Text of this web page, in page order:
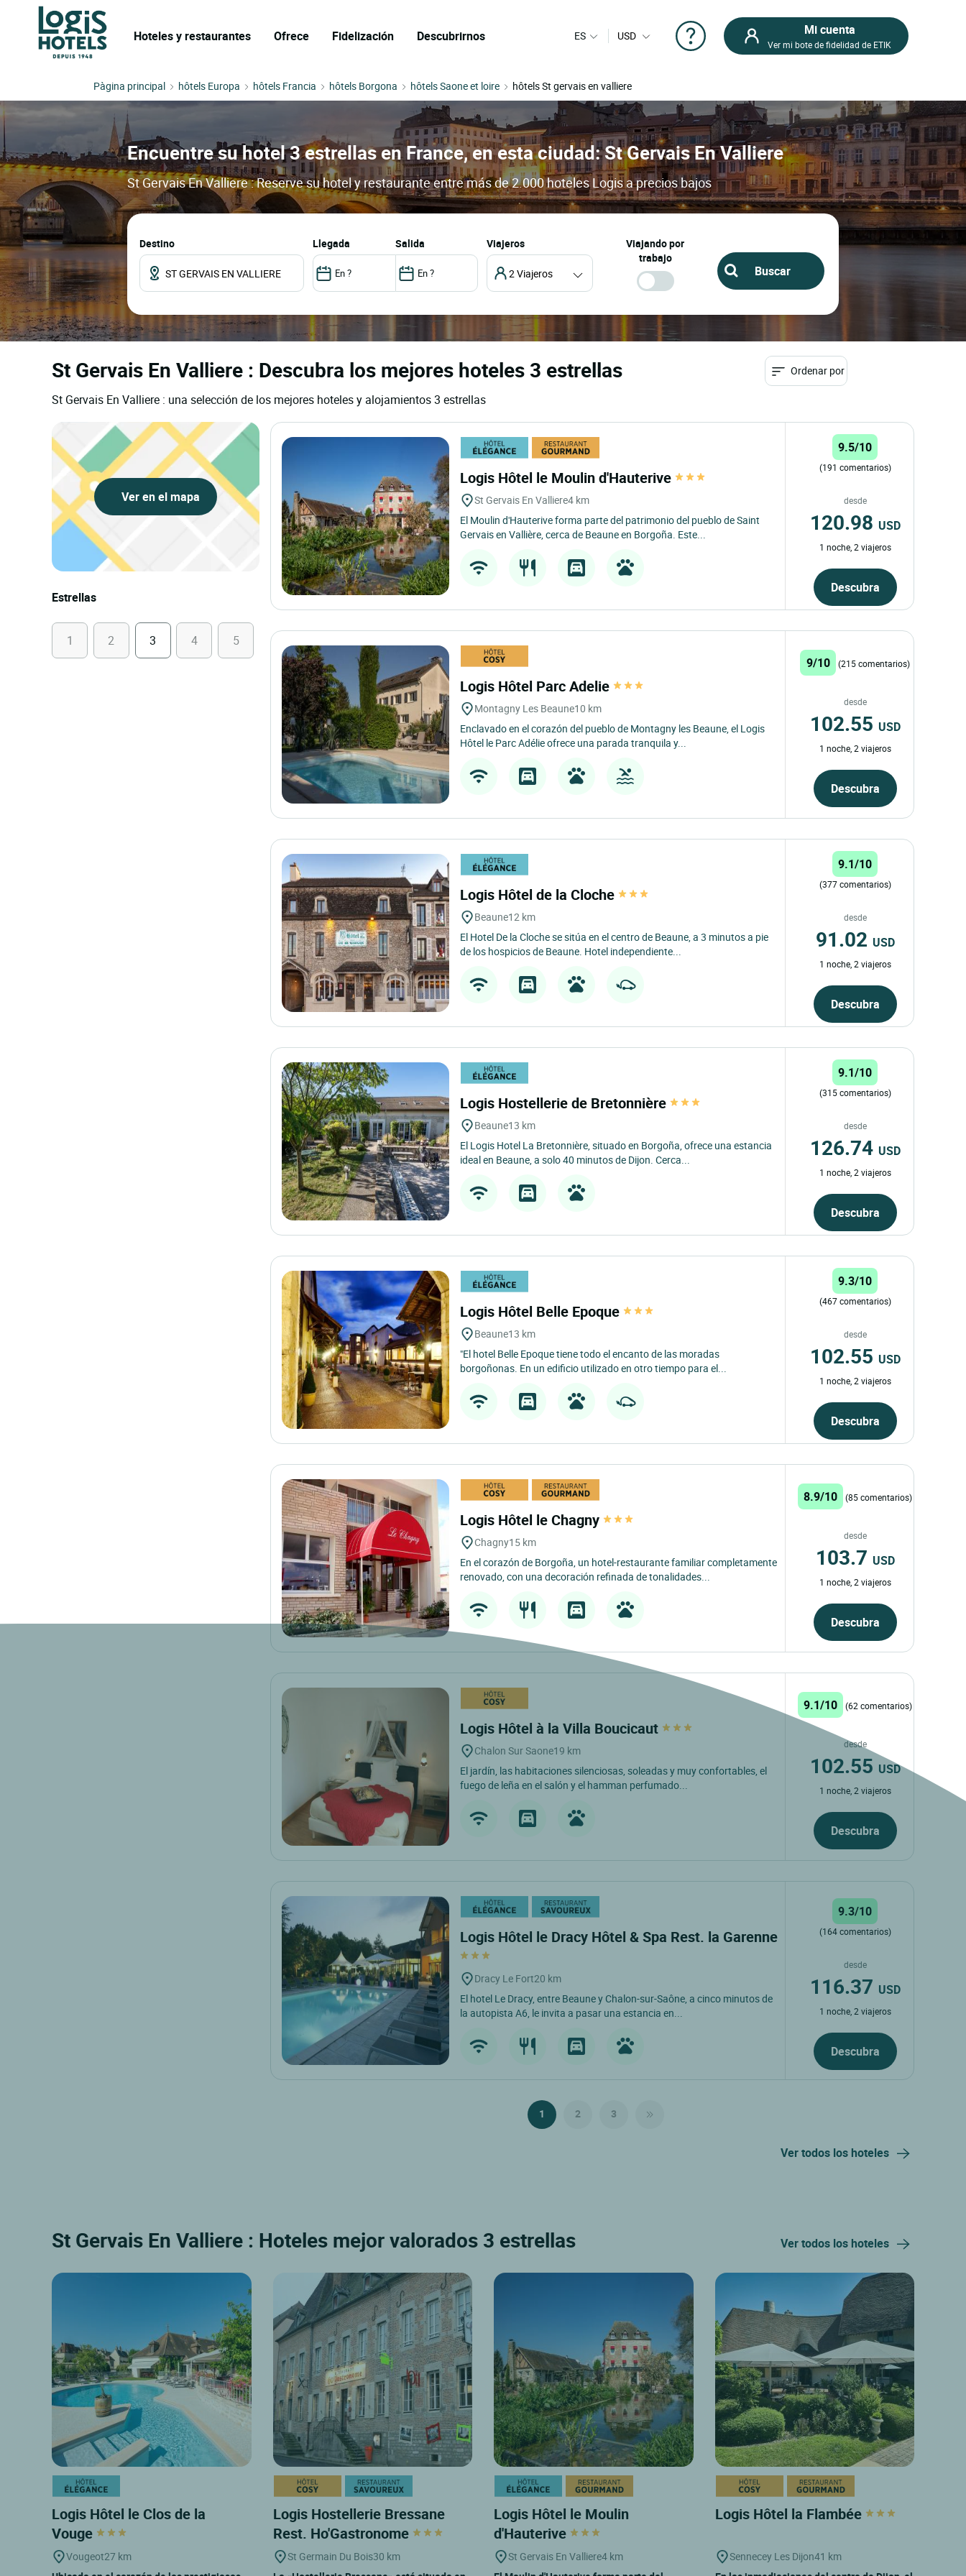
Hoteles y restaurantes Ofrece Fidelización Descubrirnos ES USD Mi cuenta
Ver mi bote de fidelidad de ETIK
Pàgina principal hôtels Europa hôtels Francia hôtels Borgona hôtels Saone et loire hôtels St gervais en valliere
Encuentre su hotel 3 estrellas en France, en esta ciudad: St Gervais En Valliere
St Gervais En Valliere : Reserve su hotel y restaurante entre más de 2.000 hoteles Logis a precios bajos
Destino llegada salida Viajeros
2 Viajeros
Viajando por
trabajo
St Gervais En Valliere : Descubra los mejores hoteles 3 estrellas
St Gervais En Valliere : una selección de los mejores hoteles y alojamientos 3 estrellas
Ordenar por
Ver en el mapa
Estrellas
1 2 3 4 5
Logis Hôtel le Moulin d'Hauterive
St Gervais En Valliere4 km
El Moulin d'Hauterive forma parte del patrimonio del pueblo de Saint
Gervais en Vallière, cerca de Beaune en Borgoña. Este...
9.5/10
(191 comentarios)
desde
120.98 USD
1 noche, 2 viajeros
Descubra
Logis Hôtel Parc Adelie
Montagny Les Beaune10 km
Enclavado en el corazón del pueblo de Montagny les Beaune, el Logis
Hôtel le Parc Adélie ofrece una parada tranquila y...
9/10 (215 comentarios)
desde
102.55 USD
1 noche, 2 viajeros
Descubra
Logis Hôtel de la Cloche
Beaune12 km
El Hotel De la Cloche se sitúa en el centro de Beaune, a 3 minutos a pie
de los hospicios de Beaune. Hotel independiente...
9.1/10
(377 comentarios)
desde
91.02 USD
1 noche, 2 viajeros
Descubra
Logis Hostellerie de Bretonnière
Beaune13 km
El Logis Hotel La Bretonnière, situado en Borgoña, ofrece una estancia
ideal en Beaune, a solo 40 minutos de Dijon. Cerca...
9.1/10
(315 comentarios)
desde
126.74 USD
1 noche, 2 viajeros
Descubra
Logis Hôtel Belle Epoque
Beaune13 km
"El hotel Belle Epoque tiene todo el encanto de las moradas
borgoñonas. En un edificio utilizado en otro tiempo para el...
9.3/10
(467 comentarios)
desde
102.55 USD
1 noche, 2 viajeros
Descubra
Logis Hôtel le Chagny
Chagny15 km
En el corazón de Borgoña, un hotel-restaurante familiar completamente
renovado, con una decoración refinada de tonalidades...
8.9/10 (85 comentarios)
desde
103.7 USD
1 noche, 2 viajeros
Descubra
Logis Hôtel à la Villa Boucicaut
Chalon Sur Saone19 km
El jardín, las habitaciones silenciosas, soleadas y muy confortables, el
fuego de leña en el salón y el hamman perfumado...
9.1/10 (62 comentarios)
desde
102.55 USD
1 noche, 2 viajeros
Descubra
Logis Hôtel le Dracy Hôtel & Spa Rest. la Garenne
Dracy Le Fort20 km
El hotel Le Dracy, entre Beaune y Chalon-sur-Saône, a cinco minutos de
la autopista A6, le invita a pasar una estancia en...
9.3/10
(164 comentarios)
desde
116.37 USD
1 noche, 2 viajeros
Descubra
1 2 3
Ver todos los hoteles
St Gervais En Valliere : Hoteles mejor valorados 3 estrellas Ver todos los hoteles
Logis Hôtel le Clos de la
Vouge
Vougeot27 km
Logis Hostellerie Bressane
Rest. Ho'Gastronome
St Germain Du Bois30 km
Logis Hôtel le Moulin
d'Hauterive
St Gervais En Valliere4 km
Logis Hôtel la Flambée
Sennecey Les Dijon41 km